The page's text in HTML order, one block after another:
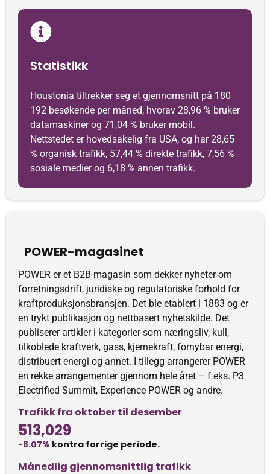
Statistikk
Houstonia tiltrekker seg et gjennomsnitt på 180
192 besøkende per måned, hvorav 28,96 % bruker
datamaskiner og 71,04 % bruker mobil.
Nettstedet er hovedsakelig fra USA, og har 28,65
% organisk trafikk, 57,44 % direkte trafikk, 7,56 %
sosiale medier og 6,18 % annen trafikk.
POWER-magasinet
POWER er et B2B-magasin som dekker nyheter om
forretningsdrift, juridiske og regulatoriske forhold for
kraftproduksjonsbransjen. Det ble etablert i 1883 og er
en trykt publikasjon og nettbasert nyhetskilde. Det
publiserer artikler i kategorier som næringsliv, kull,
tilkoblede kraftverk, gass, kjernekraft, fornybar energi,
distribuert energi og annet. I tillegg arrangerer POWER
en rekke arrangementer gjennom hele året – f.eks. P3
Electrified Summit, Experience POWER og andre.
Trafikk fra oktober til desember
513,029
-8.07% kontra forrige periode.
Månedlig gjennomsnittlig trafikk